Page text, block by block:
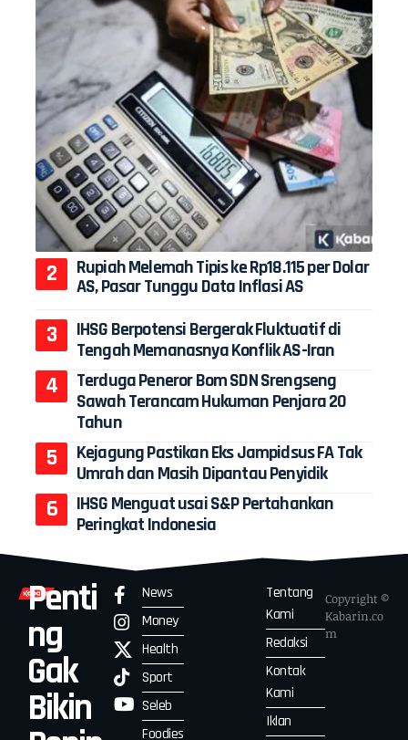
Rupiah Melemah Tipis ke Rp18.115 per Dolar
AS, Pasar Tunggu Data Inflasi AS
IHSG Berpotensi Bergerak Fluktuatif di
Tengah Memanasnya Konflik AS-Iran
Terduga Peneror Bom SDN Srengseng
Sawah Terancam Hukuman Penjara 20
Tahun
Kejagung Pastikan Eks Jampidsus FA Tak
Umrah dan Masih Dipantau Penyidik
IHSG Menguat usai S&P Pertahankan
Peringkat Indonesia
Penti
ng
Gak
Bikin
News
Money
Health
Sport
Seleb
Foodies
Tentang
Kami
Redaksi
Kontak
Kami
Iklan
Copyright ©
Kabarin.co
m